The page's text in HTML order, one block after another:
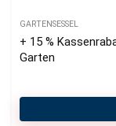
GARTENSESSEL
+ 15 %
Garten